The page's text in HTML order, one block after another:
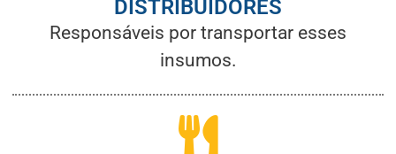
DISTRIBUIDORES
Responsáveis por transportar esses
insumos.